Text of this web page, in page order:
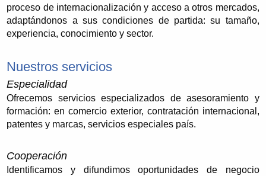
proceso de internacionalización y acceso a otros mercados,
adaptándonos a sus condiciones de partida: su tamaño,
experiencia, conocimiento y sector.
Nuestros servicios
Especialidad
Ofrecemos servicios especializados de asesoramiento y
formación: en comercio exterior, contratación internacional,
patentes y marcas, servicios especiales país.
Cooperación
Identificamos y difundimos oportunidades de negocio